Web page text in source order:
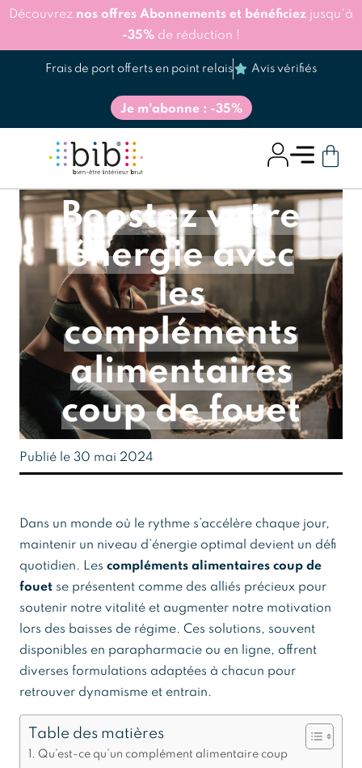
Découvrez nos offres Abonnements et bénéficiez jusqu'à
-35% de réduction !
Frais de port offerts en point relais Avis vérifiés
Je m'abonne : -35%
Boostez votre
énergie avec
les
compléments
alimentaires
coup de fouet
Publié le 30 mai 2024
Dans un monde où le rythme s’accélère chaque jour,
maintenir un niveau d’énergie optimal devient un défi
quotidien. Les compléments alimentaires coup de
fouet se présentent comme des alliés précieux pour
soutenir notre vitalité et augmenter notre motivation
lors des baisses de régime. Ces solutions, souvent
disponibles en parapharmacie ou en ligne, offrent
diverses formulations adaptées à chacun pour
retrouver dynamisme et entrain.
Table des matières
Qu’est-ce qu’un complément alimentaire coup